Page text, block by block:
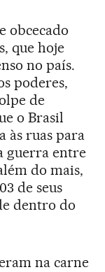
obcecado
que hoje
no país.
poderes,
de
o Brasil
às ruas para
guerra entre
do mais,
de seus
dentro do
na carne